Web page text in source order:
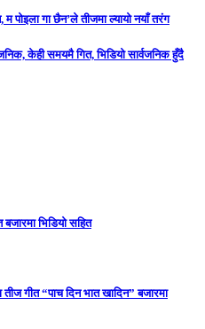
म पोइला गा छैन’ले तीजमा ल्यायो नयाँ तरंग
केही समयमै गित, भिडियो सार्वजनिक हुँदै
भिडियो सहित
गीत “पाच दिन भात खादिन” बजारमा